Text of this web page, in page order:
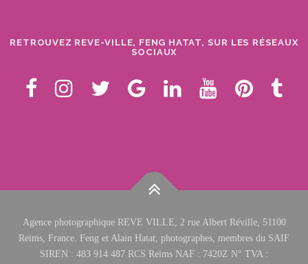
RETROUVEZ REVE-VILLE, FENG HATAT, SUR LES RÉSEAUX
SOCIAUX
Agence photographique REVE VILLE, 2 rue Albert Réville, 51100
Reims, France. Feng et Alain Hatat, photographes, membres du SAIF
SIREN : 483 914 487 RCS Reims NAF : 7420Z N° TVA :